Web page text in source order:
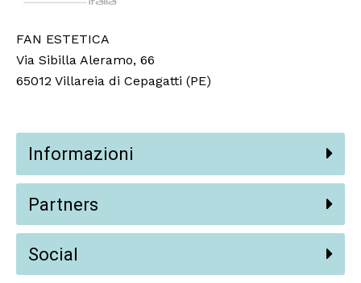
FAN ESTETICA
Via Sibilla Aleramo, 66
65012 Villareia di Cepagatti (PE)
Informazioni
Partners
Social